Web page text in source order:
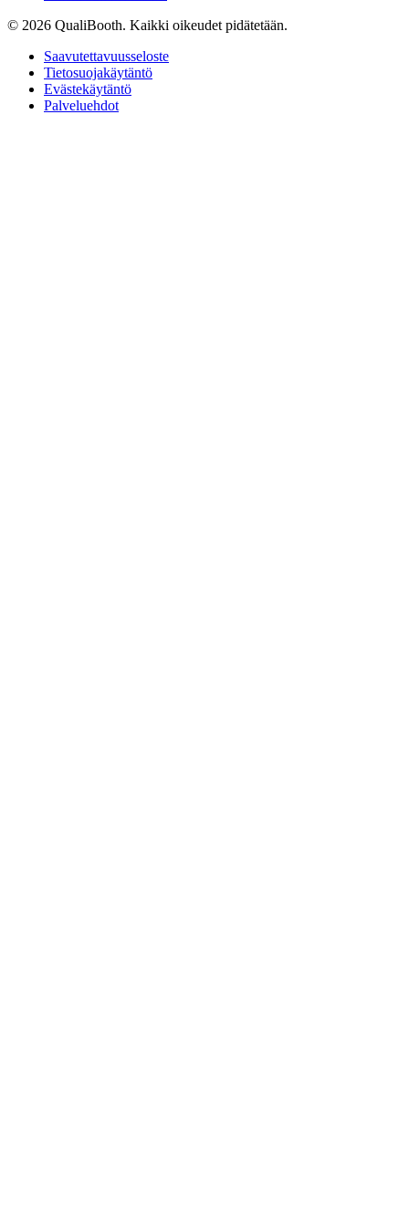
© 2026 QualiBooth. Kaikki oikeudet pidätetään.
Saavutettavuusseloste
Tietosuojakäytäntö
Evästekäytäntö
Palveluehdot